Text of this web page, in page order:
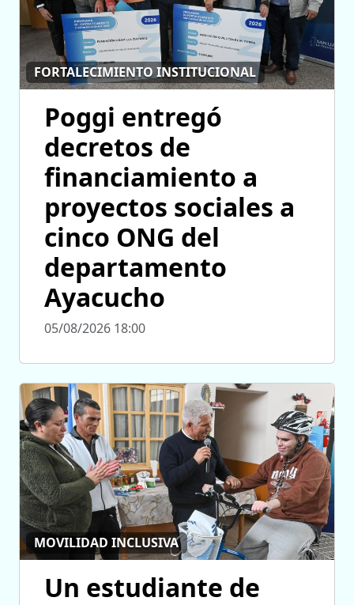
FORTALECIMIENTO INSTITUCIONAL
Poggi entregó
decretos de
financiamiento a
proyectos sociales a
cinco ONG del
departamento
Ayacucho
05/08/2026 18:00
MOVILIDAD INCLUSIVA
Un estudiante de